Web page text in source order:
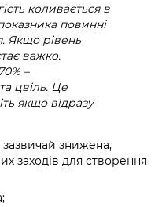
коливається в
повинні
Якщо рівень
важко.
–
цвіль. Це
якщо відразу
зазвичай знижена,
заходів для створення